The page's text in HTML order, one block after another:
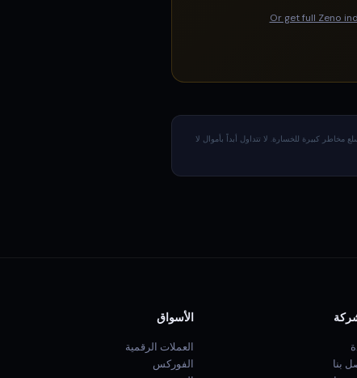
Or get full Zeno
كبيرة للخسارة. لا تتداول أبداً بأموال لا
بنا
الأسواق
العملات الرقمية
الفوركس